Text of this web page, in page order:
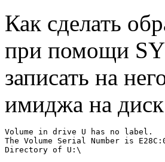
Как сделать
пpи помощи
записать на
имиджа на
Volume in drive U has no label.
The Volume Serial Number is
Directory of U:\